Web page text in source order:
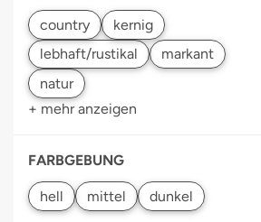
+ mehr anzeigen
FARBGEBUNG